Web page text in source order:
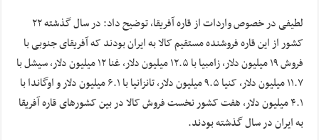
لطیفی در خصوص واردات از قاره آفریقا، توضیح داد: در سال گذشته ۲۲
کشور از این قاره فروشنده مستقیم کالا به ایران بودند که آفریقای جنوبی با
فروش ۱۹ میلیون دلار، زامبیا با ۱۲.۵ میلیون دلار، غنا ۱۲ میلیون دلار، سیشل با
۱۱.۷ میلیون دلار، کنیا ۹.۵ میلیون دلار، تانزانیا با ۶.۱ میلیون دلار و اوگاندا با
۴.۱ میلیون دلار، هفت کشور نخست فروش کالا در بین کشورهای قاره آفریقا
به ایران در سال گذشته بودند.